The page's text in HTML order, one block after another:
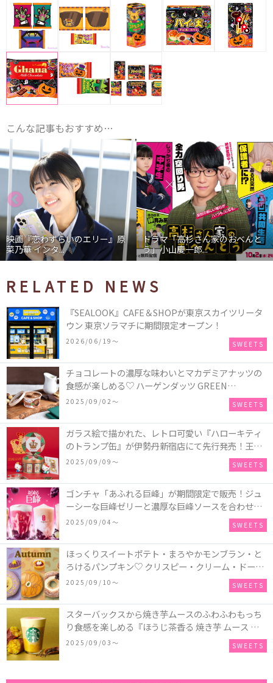
こんな記事もおすすめ…
映画『恋わずらいのエリー』原
菜乃華 インタ...
ドラマ「高杉さん家のおべんと
う」小山慶一郎...
RELATED NEWS
『SEALOOK』CAFE＆SHOPが東京スカイツリータ
ウン 東京ソラマチに期間限定オープン！
2026/06/19〜 SWEETS
チョコレートの濃厚な味わいとマカデミアナッツの
食感が楽しめる♡ ハーゲンダッツ GREEN
CRAFT(グリーンクラフト) ミニカップ『チョコレー
2025/09/02〜 SWEETS
ガラス絵で描かれた、レトロ可愛い『ハローキティ
のトランプ缶』が伊勢丹新宿店にて先行発売！王冠
キティのフィギュア、キティトランプのステッカー
2025/09/09〜 SWEETS
ゴンチャ「あふれる巨峰」が期間限定で販売！ジュ
ーシーな巨峰ゼリーと濃厚な巨峰ソースを合わせた
ミルクティー、ティーエード、ジェラッティー、ス
2025/09/04〜 SWEETS
ほっくりスイートポテト・まろやかモンブラン・と
ろけるパンプキン♡ クリスピー・クリーム・ドーナ
ツに“いも”“栗“”かぼちゃ“を使用し、秋らしい人気
2025/09/10〜 SWEETS
スターバックスから焼き芋ムースのふわふわもっち
り食感を楽しめる『ほうじ茶香る 焼き芋 ムース テ
ィー ラテ』が新発売！大好評の『チョコレート ムー
2025/09/03〜 SWEETS